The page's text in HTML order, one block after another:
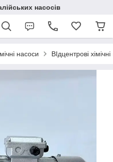
насосів
насоси ВІдцентрові